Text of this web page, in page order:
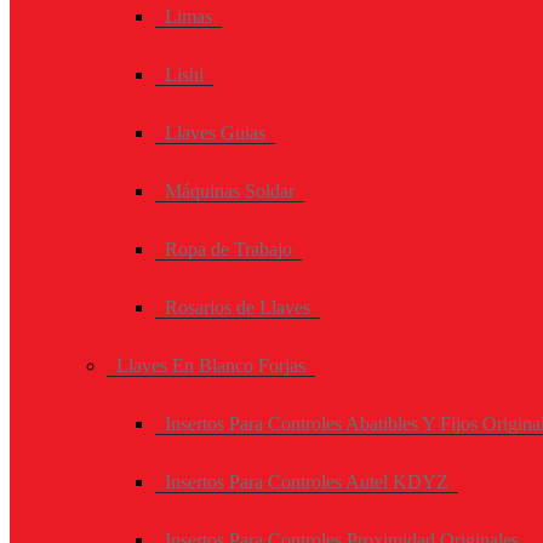
Limas
Lishi
Llaves Guias
Máquinas Soldar
Ropa de Trabajo
Rosarios de Llaves
Llaves En Blanco Forjas
Insertos Para Controles Abatibles Y Fijos
Insertos Para Controles Autel KDYZ